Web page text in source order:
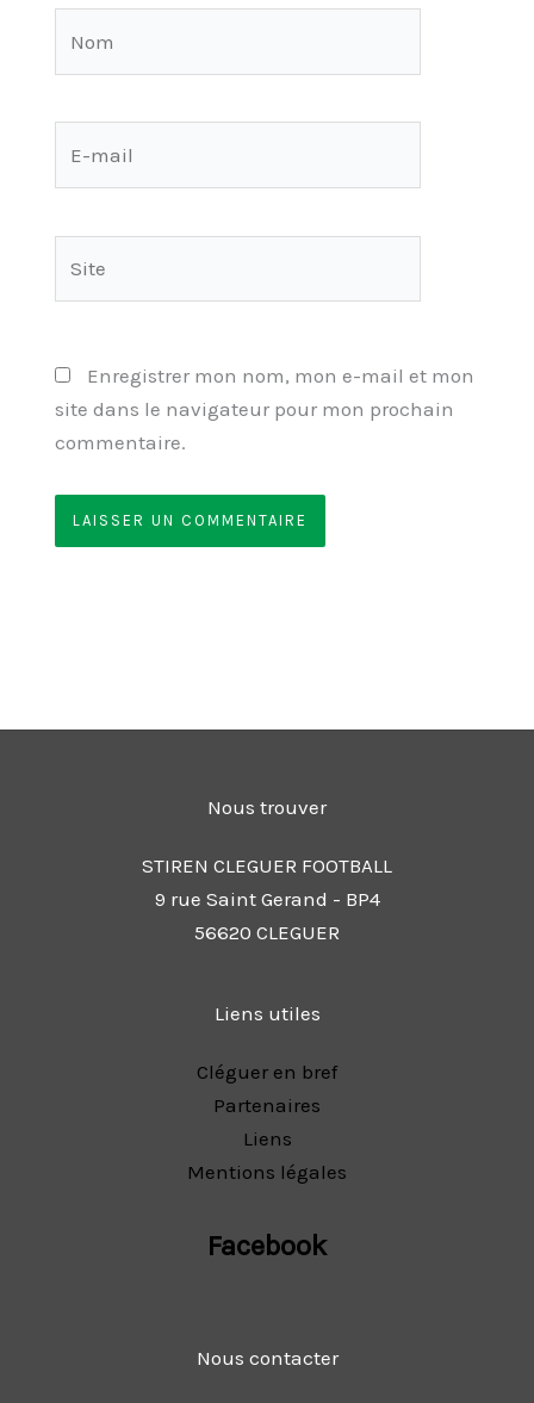
Enregistrer mon nom, mon e-mail et mon
site dans le navigateur pour mon prochain
commentaire.
Nous trouver
STIREN CLEGUER FOOTBALL
9 rue Saint Gerand - BP4
56620 CLEGUER
Liens utiles
Cléguer en bref
Partenaires
Liens
Mentions légales
Facebook
Nous contacter